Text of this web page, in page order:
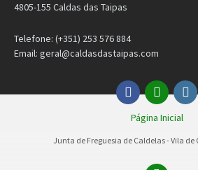
4805-155 Caldas das Taipas
Telefone: (+351) 253 576 884
Email: geral@caldasdastaipas.com
Facebook
Email
Página Inicial
Junta de Freguesia de Caldelas - Vila de